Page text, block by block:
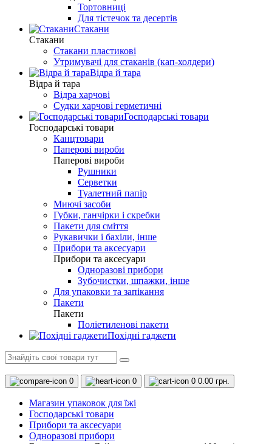
Тортовниці
Для тістечок та десертів
Стакани
Стакани
Стакани пластикові
Утримувачі для стаканів (кап-холдери)
Відра й тара
Відра й тара
Відра харчові
Судки харчові герметичні
Господарські товари
Господарські товари
Канцтовари
Паперові вироби
Паперові вироби
Рушники
Серветки
Туалетний папір
Миючі засоби
Губки, ганчірки і скребки
Пакети для сміття
Рукавички і бахіли, інше
Прибори та аксесуари
Прибори та аксесуари
Одноразові прибори
Зубочистки, шпажки, інше
Для упаковки та запікання
Пакети
Пакети
Поліетиленові пакети
Похідні гаджети
0 0 0 0.00 грн.
Магазин упаковок для їжі
Господарські товари
Прибори та аксесуари
Одноразові прибори